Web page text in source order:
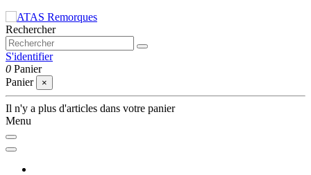
Rechercher
S'identifier
0 Panier
Panier
×
Il n'y a plus d'articles dans votre panier
Menu